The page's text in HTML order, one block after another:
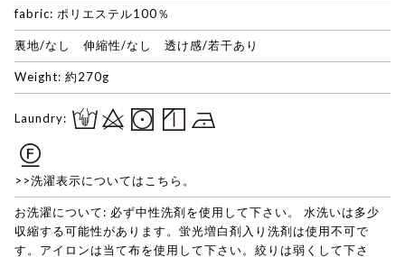
fabric: ポリエステル100％
裏地/なし 伸縮性/なし 透け感/若干あり
Weight: 約270g
Laundry:
>>洗濯表示についてはこちら。
お洗濯について: 必ず中性洗剤を使用して下さい。 水洗いは多少
収縮する可能性があります。蛍光増白剤入り洗剤は使用不可で
す。アイロンは当て布を使用して下さい。絞りは弱くして下さ